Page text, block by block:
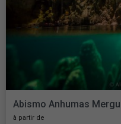
Abismo Anhumas
à partir de